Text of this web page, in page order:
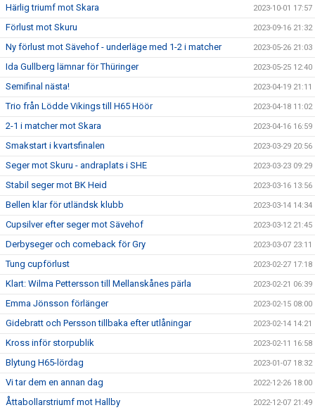
Härlig triumf mot Skara 2023-10-01 17:57
Förlust mot Skuru 2023-09-16 21:32
Ny förlust mot Sävehof - underläge med 1-2 i matcher 2023-05-26 21:03
Ida Gullberg lämnar för Thüringer 2023-05-25 12:40
Semifinal nästa! 2023-04-19 21:11
Trio från Lödde Vikings till H65 Höör 2023-04-18 11:02
2-1 i matcher mot Skara 2023-04-16 16:59
Smakstart i kvartsfinalen 2023-03-29 20:56
Seger mot Skuru - andraplats i SHE 2023-03-23 09:29
Stabil seger mot BK Heid 2023-03-16 13:56
Bellen klar för utländsk klubb 2023-03-14 14:34
Cupsilver efter seger mot Sävehof 2023-03-12 21:45
Derbyseger och comeback för Gry 2023-03-07 23:11
Tung cupförlust 2023-02-27 17:18
Klart: Wilma Pettersson till Mellanskånes pärla 2023-02-21 06:39
Emma Jönsson förlänger 2023-02-15 08:00
Gidebratt och Persson tillbaka efter utlåningar 2023-02-14 14:21
Kross inför storpublik 2023-02-11 16:58
Blytung H65-lördag 2023-01-07 18:32
Vi tar dem en annan dag 2022-12-26 18:00
Åttabollarstriumf mot Hallby 2022-12-07 21:49